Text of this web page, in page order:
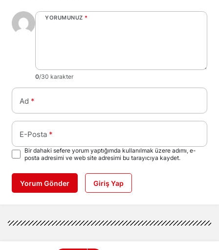
YORUMUNUZ *
0/30 karakter
Ad *
E-Posta *
Bir dahaki sefere yorum yaptığımda kullanılmak üzere adımı, e-
posta adresimi ve web site adresimi bu tarayıcıya kaydet.
Yorum Gönder Giriş Yap